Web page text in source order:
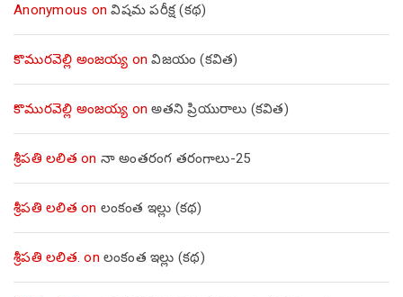
Anonymous onవిషమ పరీక్ష (క‌థ‌)
కొమురవెల్లి అంజయ్య onవిజయం (కవిత)
కొమురవెల్లి అంజయ్య onఅతని ప్రియురాలు (కవిత)
శ్రీపతి లలిత on నా అంతరంగ తరంగాలు-25
శ్రీపతి లలిత on లంకంత ఇల్లు (కథ)
శ్రీపతి లలిత. on లంకంత ఇల్లు (కథ)